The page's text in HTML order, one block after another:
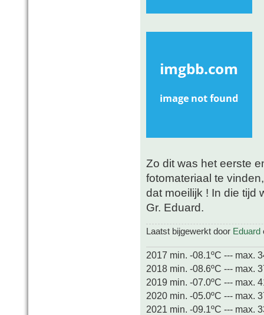
Zo dit was het eerste
fotomateriaal te
dat moeilijk ! In die tijd
Gr. Eduard.
Laatst bijgewerkt door Eduard
2017 min. -08.1ºC --- max.
2018 min. -08.6ºC --- max.
2019 min. -07.0ºC --- max.
2020 min. -05.0ºC --- max.
2021 min. -09.1ºC --- max.